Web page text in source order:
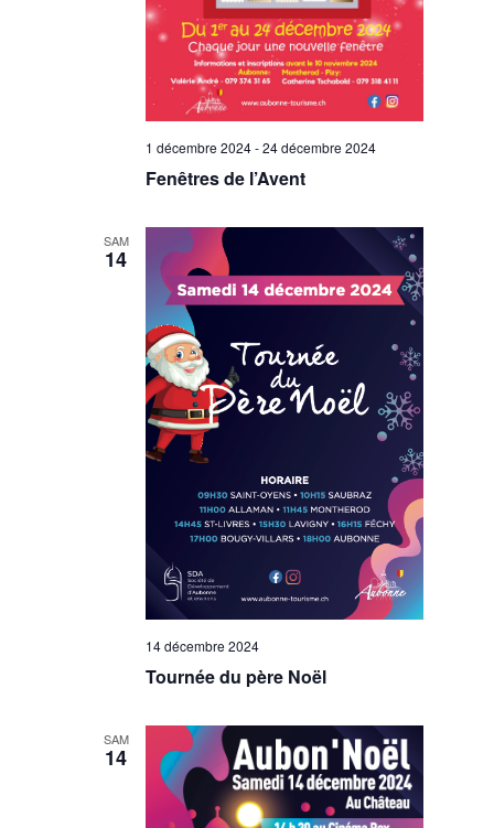
Fenêtres de l’Avent
1 décembre 2024-24 décembre 2024
SAM
14
Tournée du père Noël
14 décembre 2024
SAM
14